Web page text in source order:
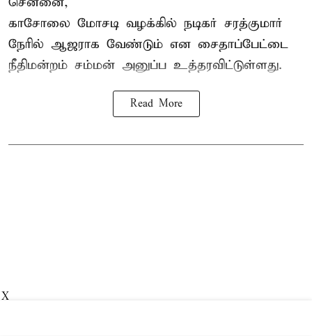
காசோலை மோசடி வழக்கில் நடிகர் சரத்குமார்
நேரில் ஆஜராக வேண்டும் என சைதாப்பேட்டை
நீதிமன்றம் சம்மன் அனுப்ப உத்தரவிட்டுள்ளது.
Read More
X